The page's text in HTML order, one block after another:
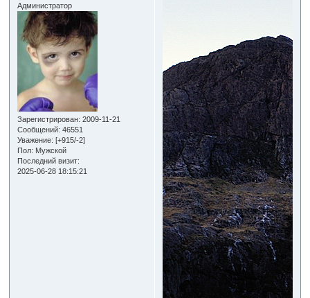
Администратор
Зарегистрирован: 2009-11-21
Сообщений: 46551
Уважение: [+915/-2]
Пол: Мужской
Последний визит:
2025-06-28 18:15:21